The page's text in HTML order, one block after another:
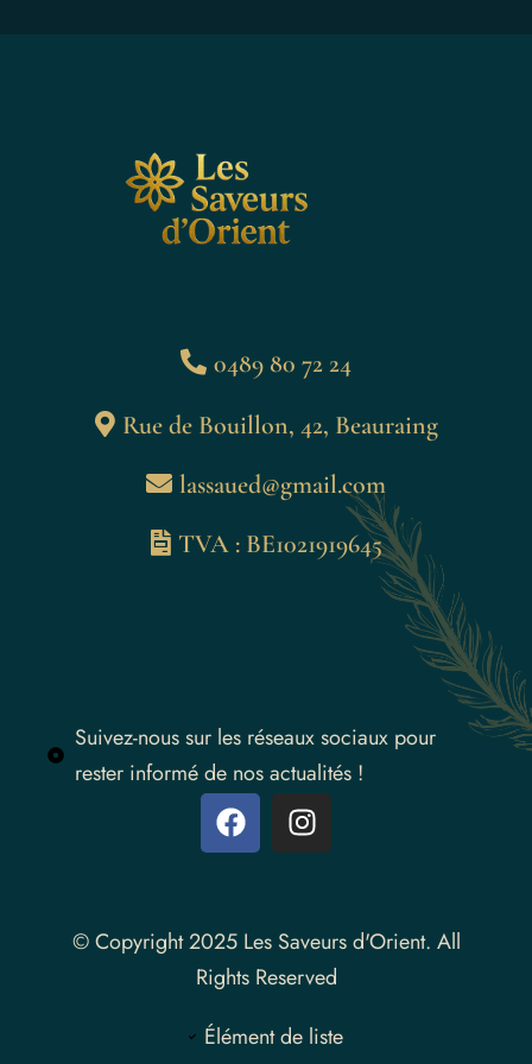
0489 80 72 24
Rue de Bouillon, 42, Beauraing
lassaued@gmail.com
TVA : BE1021919645
Suivez-nous sur les réseaux sociaux pour
rester informé de nos actualités !
© Copyright 2025 Les Saveurs d'Orient. All
Rights Reserved
Élément de liste
Instagram